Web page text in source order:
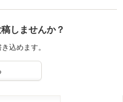
しませんか？
込めます。